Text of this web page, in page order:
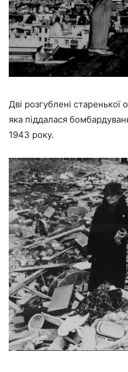
Дві розгублені старенької
яка піддалася
1943 року.